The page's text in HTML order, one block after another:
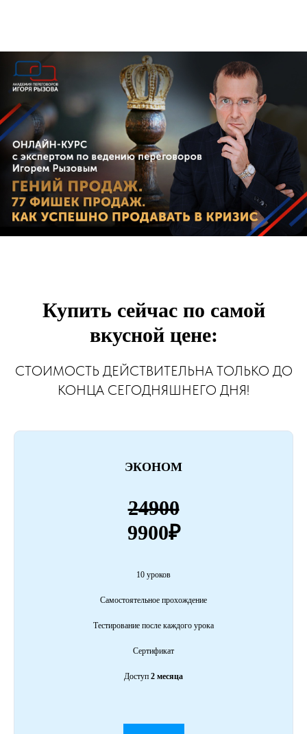
Купить сейчас по самой
вкусной цене:
СТОИМОСТЬ ДЕЙСТВИТЕЛЬНА ТОЛЬКО ДО
КОНЦА СЕГОДНЯШНЕГО ДНЯ!
ЭКОНОМ
24900
9900₽
10 уроков
Самостоятельное прохождение
Тестирование после каждого урока
Сертификат
Доступ 2 месяца